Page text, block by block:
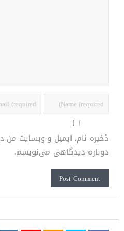
ذخیره نام، ایمیل و وبسایت من
دوباره دیدگاهی می‌نویسم.